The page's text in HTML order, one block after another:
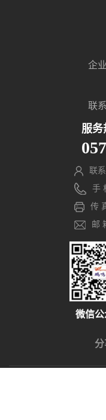
企
联
服务
联
手
传
邮
微信
分